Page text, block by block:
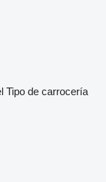
Tipo de carrocería